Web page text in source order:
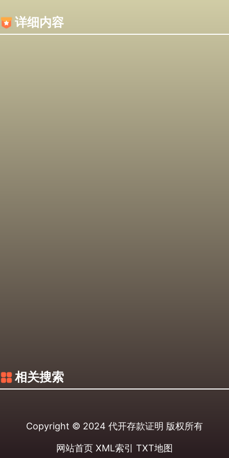
详细内容
相关搜索
Copyright © 2024 代开存款证明 版权所有
网站首页 XML索引 TXT地图